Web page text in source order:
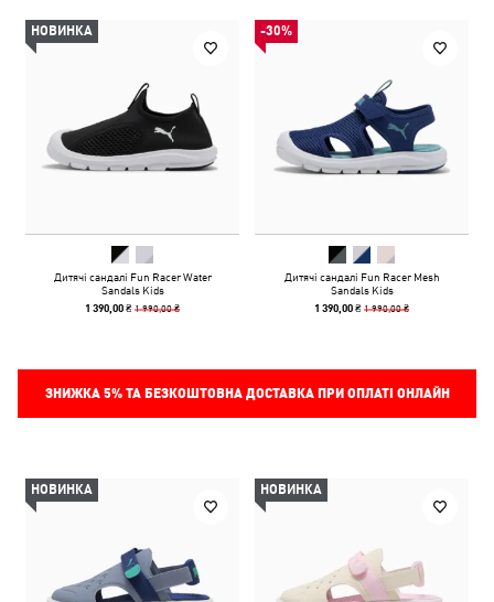
НОВИНКА
Дитячі сандалі Fun Racer Water
Sandals Kids
1 390,00 ₴1 990,00 ₴
-30%
Дитячі сандалі Fun Racer Mesh
Sandals Kids
1 390,00 ₴1 990,00 ₴
ЗНИЖКА 5%ТА БЕЗКОШТОВНА ДОСТАВКА ПРИ ОПЛАТІ ОНЛАЙН
НОВИНКА НОВИНКА